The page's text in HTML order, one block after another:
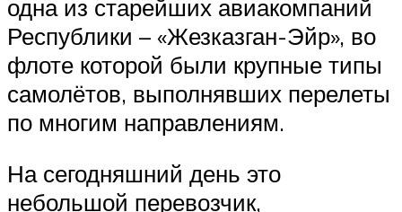
одна из старейших авиакомпаний
Республики – «Жезказган-Эйр», во
флоте которой были крупные типы
самолётов, выполнявших перелеты
по многим направлениям.
На сегодняшний день это
небольшой перевозчик,